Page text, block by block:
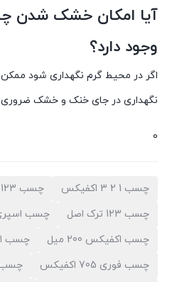
آیا امکان خشک شدن
وجود دارد؟
اگر در محیط گرم نگهداری شود
نگهداری در جای خنک و خشک
0
چسب 1 2 3 اکفیکس
چسب 123 اکفیکس 705
چسب 123 ترک اصل
چسب
چسب اکفیکس 200 میل
چسب اکفیکس
چسب فوری 705 اکفیکس
چسب